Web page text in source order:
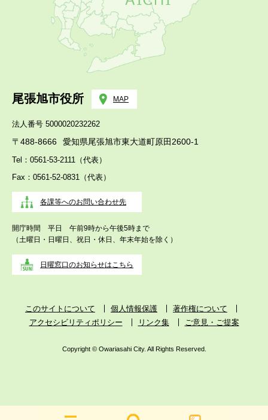
尾張旭市役所 MAP
法人番号 5000020232262
〒488-8666 愛知県尾張旭市東大道町原田2600-1
Tel：0561-53-2111（代表）
Fax：0561-52-0831（代表）
各課等へのお問い合わせ先
開庁時間 平日 午前9時から午後5時まで
（土曜日・日曜日、祝日・休日、年末年始を除く）
日曜窓口のお知らせはこちら
このサイトについて 個人情報保護
著作権について
アクセシビリティポリシー
リンク集 ご意見・ご提案
Copyright © Owariasahi City. All Rights Reserved.